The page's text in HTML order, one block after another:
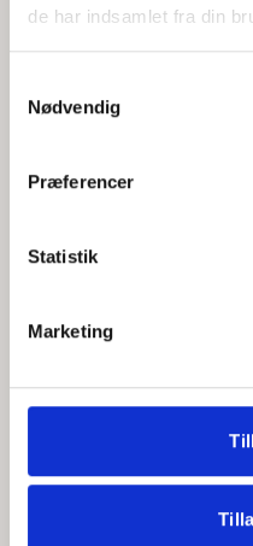
de har indsamlet fra din
Nødvendig
Præferencer
Statistik
Marketing
Hvem er CEPOS
Medarbejdere